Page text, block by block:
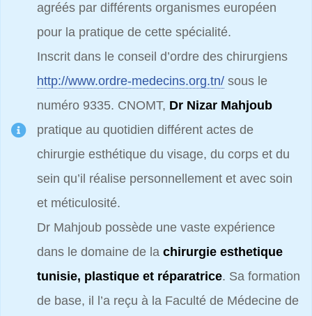
agréés par différents organismes européen
pour la pratique de cette spécialité.
Inscrit dans le conseil d’ordre des chirurgiens
http://www.ordre-medecins.org.tn/ sous le
numéro 9335. CNOMT, Dr Nizar Mahjoub
pratique au quotidien différent actes de
chirurgie esthétique du visage, du corps et du
sein qu’il réalise personnellement et avec soin
et méticulosité.
Dr Mahjoub possède une vaste expérience
dans le domaine de la chirurgie esthetique
tunisie, plastique et réparatrice. Sa formation
de base, il l’a reçu à la Faculté de Médecine de